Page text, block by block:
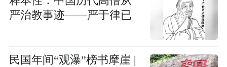
严治教事迹——严于律已
民国年间“观瀑”榜书摩崖 |